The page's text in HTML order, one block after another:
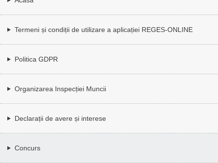
Termeni și condiții de utilizare a aplicației REGES-ONLINE
Politica GDPR
Organizarea Inspecției Muncii
Declarații de avere și interese
Concurs